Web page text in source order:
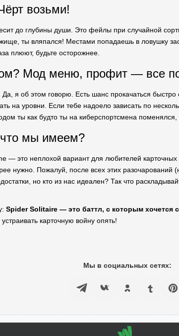
возьми!
до глубины души. Это фейлы при случайной
ты вляпался! Местами попадаешь в ловушку
плюют, будьте осторожнее.
Мод меню, профит — все
я об этом говорю. Есть шанс прокачаться
на уровни. Если тебе надоело зависать по
ты как будто ты на киберспортсмена
мы имеем?
это неплохой вариант для любителей карточных
нужно. Пожалуй, после всех этих
но кто из нас идеален? Так что
Spider Solitaire — это баттл, с которым хочется
карточную войну опять!
Мы в социальных сетях: